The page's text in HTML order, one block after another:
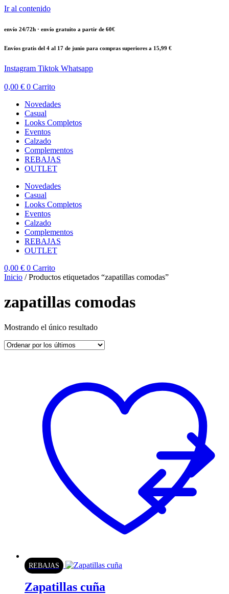
Ir al contenido
envío 24/72h · envío gratuito a partir de 60€
Envíos gratis del 4 al 17 de junio para compras superiores a 15,99 €
Instagram Tiktok Whatsapp
0,00 € 0 Carrito
Novedades
Casual
Looks Completos
Eventos
Calzado
Complementos
REBAJAS
OUTLET
Novedades
Casual
Looks Completos
Eventos
Calzado
Complementos
REBAJAS
OUTLET
0,00 € 0 Carrito
Inicio / Productos etiquetados “zapatillas comodas”
zapatillas comodas
Mostrando el único resultado
REBAJAS
Zapatillas cuña